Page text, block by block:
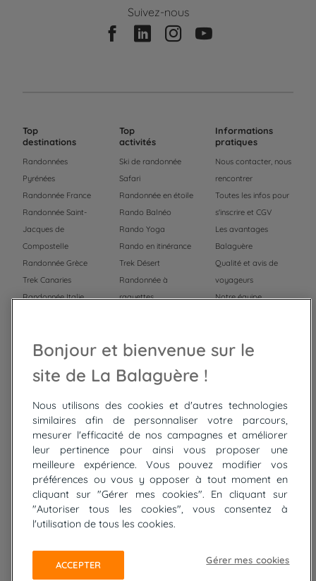
Suivez-nous
Top
destinations
Randonnées
Pyrénées
Randonnée France
Randonnée Saint-
Jacques de
Compostelle
Randonnée Grèce
Trek Canaries
Randonnée Italie
Trek Mauritanie
Top
activités
Ski de randonnée
Safari
Randonnée en étoile
Rando Balnéo
Rando Yoga
Rando en itinérance
Trek Désert
Randonnée à
raquettes
Trek
Informations
pratiques
Nous contacter, nous
rencontrer
Toutes les infos pour
s'inscrire et CGV
Les avantages
Balaguère
Qualité et avis de
voyageurs
Notre équipe
Top
circuits
Tour du lac de Constance à vélo
Cyclades : Amorgos et Naxos
Randonnée aux Bardenas Reales
De Collioure à Cadaquès à pied
Découverte des trésors de Madère
Rando Réunion en douceur
Trek sur Tenerife
Bonjour et bienvenue sur le
site de La Balaguère !
Nous utilisons des cookies et d'autres technologies
similaires afin de personnaliser votre parcours,
mesurer l'efficacité de nos campagnes et améliorer
leur pertinence pour ainsi vous proposer une
meilleure expérience. Vous pouvez modifier vos
préférences ou vous y opposer à tout moment en
cliquant sur "Gérer mes cookies". En cliquant sur
"Autoriser tous les cookies", vous consentez à
l'utilisation de tous les cookies.
Gérer mes cookies
ACCEPTER